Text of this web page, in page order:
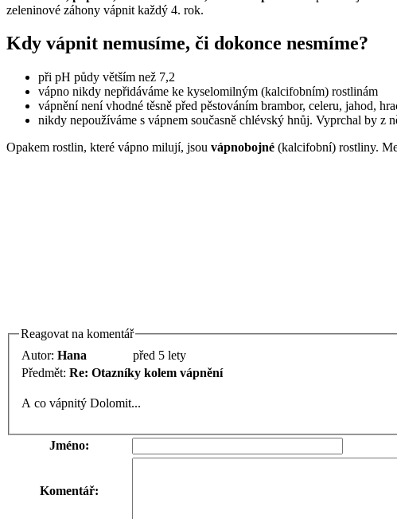
zeleninové záhony vápnit každý 4. rok.
Kdy vápnit nemusíme, či dokonce nesmíme?
při pH půdy větším než 7,2
vápno nikdy nepřidáváme ke kyselomilným (kalcifobním) rostlinám
vápnění není vhodné těsně před pěstováním brambor, celeru, jahod,
nikdy nepoužíváme s vápnem současně chlévský hnůj. Vyprchal by z
Opakem rostlin, které vápno milují, jsou vápnobojné (kalcifobní) rostliny.
Reagovat na komentář
Autor: Hana
před 5 lety
Předmět: Re: Otazníky kolem vápnění
A co vápnitý Dolomit...
Jméno:
Komentář: